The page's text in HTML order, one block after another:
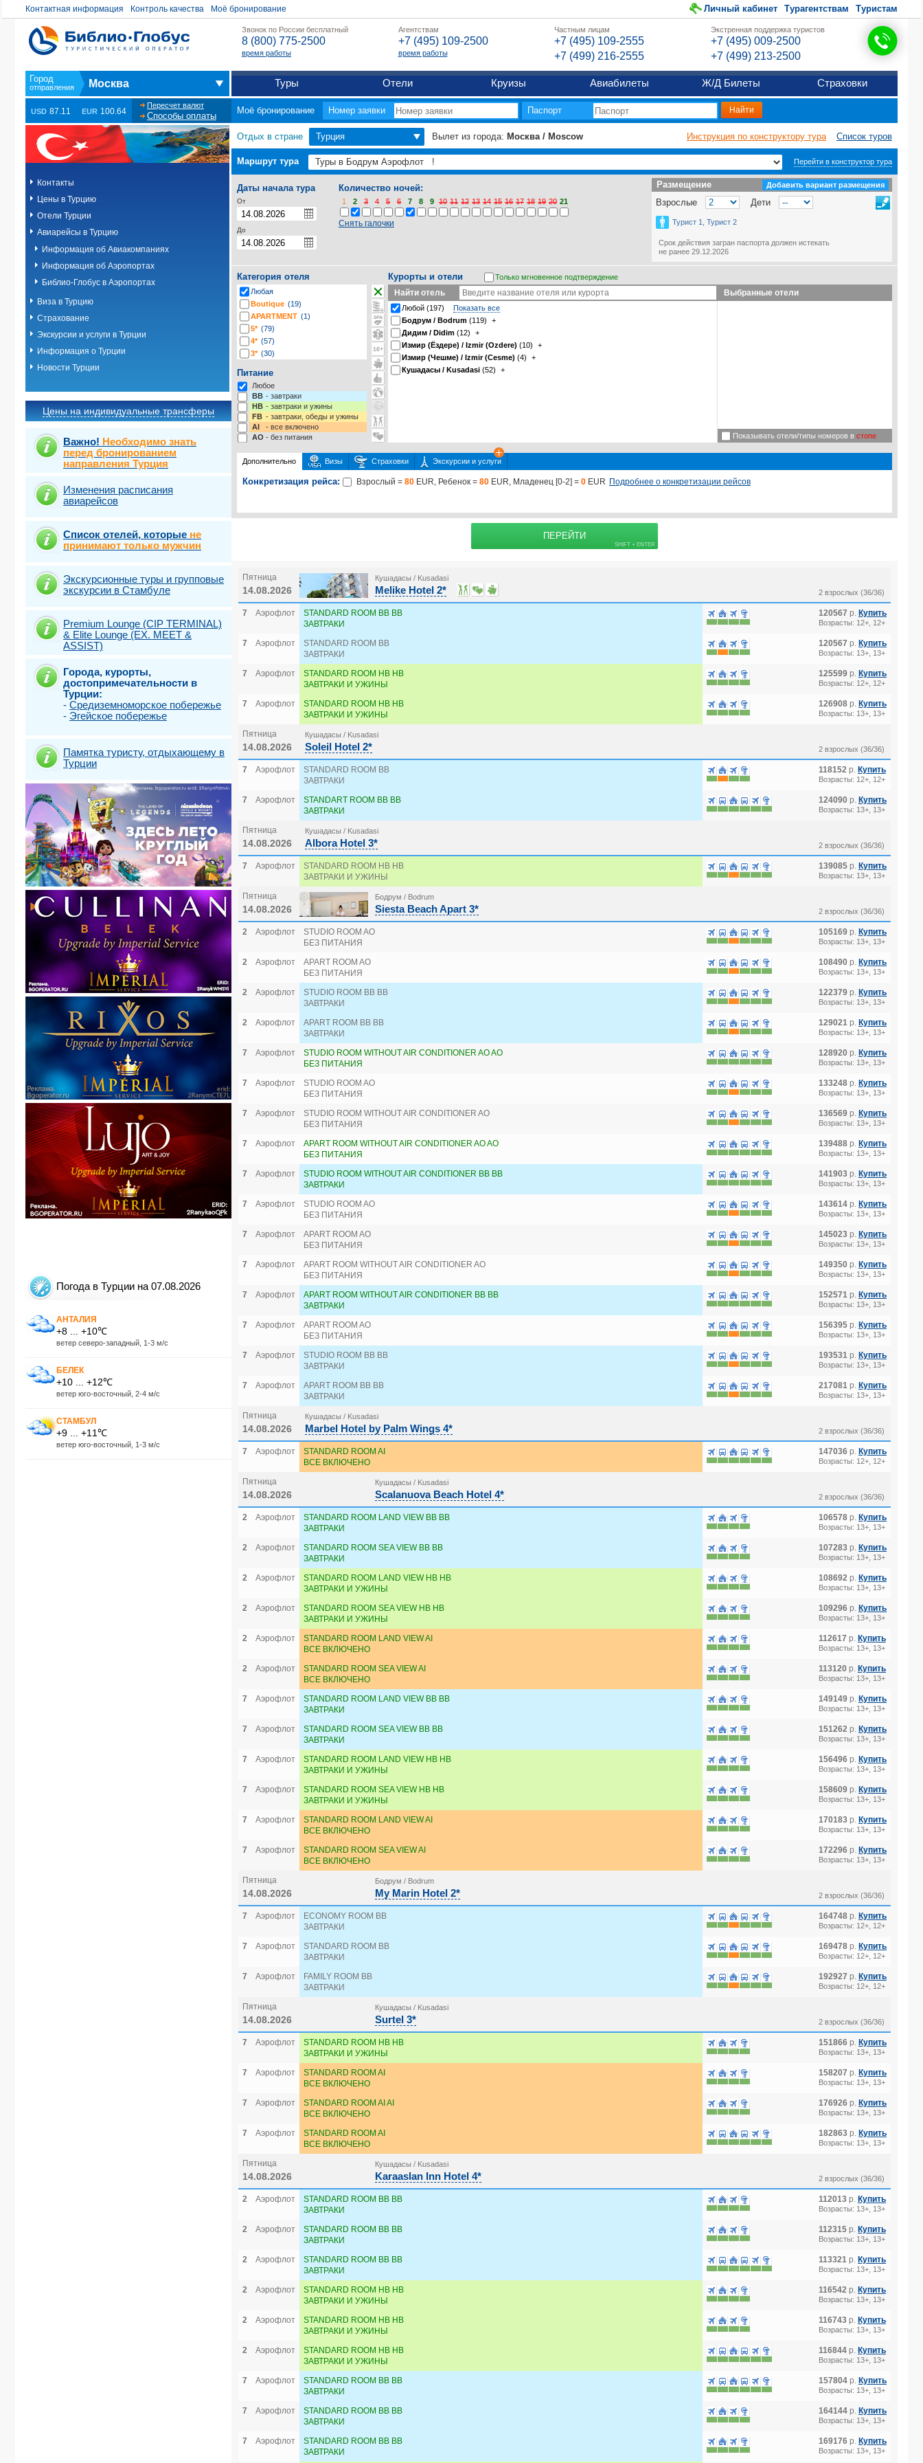
Контактная информация Контроль качества Моё бронирование Личный кабинет Турагентствам Туристам
Звонок по России бесплатный
8 (800) 775-2500
время работы
Агентствам
+7 (495) 109-2500
время работы
Частным лицам
+7 (495) 109-2555
+7 (499) 216-2555
Экстренная поддержка туристов
+7 (495) 009-2500
+7 (499) 213-2500
Москва Туры Отели Круизы Авиабилеты Ж/Д Билеты Страховки
USD 87.11 EUR 100.64
Пересчет валют
Способы оплаты
Моё бронирование Номер заявки Паспорт
Контакты
Цены в Турцию
Отели Турции
Авиарейсы в Турцию
Информация об Авиакомпаниях
Информация об Аэропортах
Библио-Глобус в Аэропортах
Виза в Турцию
Страхование
Экскурсии и услуги в Турции
Информация о Турции
Новости Турции
Цены на индивидуальные трансферы
Важно! Необходимо знать
перед бронированием
направления Турция
Изменения расписания
авиарейсов
Список отелей, которые не
принимают только мужчин
Экскурсионные туры и групповые
экскурсии в Стамбуле
Premium Lounge (CIP TERMINAL)
& Elite Lounge (EX. MEET &
ASSIST)
Города, курорты,
достопримечательности в
Турции:
- Средиземноморское побережье
- Эгейское побережье
Памятка туристу, отдыхающему в
Турции
Погода в Турции на 07.08.2026
АНТАЛИЯ
+8 ... +10℃
ветер северо-западный, 1-3 м/с
БЕЛЕК
+10 ... +12℃
ветер юго-восточный, 2-4 м/с
СТАМБУЛ
+9 ... +11℃
ветер юго-восточный, 1-3 м/с
Отдых в стране Турция Вылет из города: Москва / Moscow Инструкция по конструктору тура Список туров
Маршрут тура Перейти в конструктор тура
Даты начала тура
От
До
Размещение
Размещение Добавить вариант размещения
Взрослые Дети
Турист 1, Турист 2
Срок действия загран паспорта должен истекать
не ранее 29.12.2026
Количество ночей:
1 2 3 4 5 6 7 8 9 10 11 12 13 14 15 16 17 18 19 20 21
Снять галочки
Категория отеля
Любая
Boutique (19)
APARTMENT (1)
5* (79)
4* (57)
3* (30)
-* (5)
Питание
Любое
BB - завтраки
HB - завтраки и ужины
FB - завтраки, обеды и ужины
AI
- все включено
AO - без питания
Только мгновенное подтверждение
Показывать отели/типы номеров в стопе
Выбранные отели
Курорты и отели
Найти отель
Любой (197)
Показать все
Бодрум / Bodrum (119)
+
Дидим / Didim (12)
+
Измир (Ёздере) / Izmir (Ozdere) (10)
+
Измир (Чешме) / Izmir (Cesme) (4)
+
Кушадасы / Kusadasi (52) +
Дополнительно Визы Страховки Экскурсии и услуги
Конкретизация рейса: Взрослый = 80 EUR, Ребенок = 80 EUR, Младенец [0-2] = 0 EUR Подробнее о конкретизации рейсов
ПЕРЕЙТИ
Пятница
14.08.2026
Кушадасы / Kusadasi
Melike Hotel 2* 2 взрослых (36/36)
7 Аэрофлот
STANDARD ROOM BB BB
ЗАВТРАКИ
120567 р. Купить
Возрасты: 12+, 12+
7 Аэрофлот
STANDARD ROOM BB
ЗАВТРАКИ
120567 р. Купить
Возрасты: 13+, 13+
7 Аэрофлот
STANDARD ROOM HB HB
ЗАВТРАКИ И УЖИНЫ
125599 р. Купить
Возрасты: 12+, 12+
7 Аэрофлот
STANDARD ROOM HB HB
ЗАВТРАКИ И УЖИНЫ
126908 р. Купить
Возрасты: 13+, 13+
Пятница
14.08.2026
Кушадасы / Kusadasi
Soleil Hotel 2* 2 взрослых (36/36)
7 Аэрофлот
STANDARD ROOM BB
ЗАВТРАКИ
118152 р. Купить
Возрасты: 12+, 12+
7 Аэрофлот
STANDART ROOM BB BB
ЗАВТРАКИ
124090 р. Купить
Возрасты: 13+, 13+
Пятница
14.08.2026
Кушадасы / Kusadasi
Albora Hotel 3* 2 взрослых (36/36)
7 Аэрофлот
STANDARD ROOM HB HB
ЗАВТРАКИ И УЖИНЫ
139085 р. Купить
Возрасты: 13+, 13+
Пятница
14.08.2026
Бодрум / Bodrum
Siesta Beach Apart 3* 2 взрослых (36/36)
2 Аэрофлот
STUDIO ROOM AO
БЕЗ ПИТАНИЯ
105169 р. Купить
Возрасты: 13+, 13+
2 Аэрофлот
APART ROOM AO
БЕЗ ПИТАНИЯ
108490 р. Купить
Возрасты: 13+, 13+
2 Аэрофлот
STUDIO ROOM BB BB
ЗАВТРАКИ
122379 р. Купить
Возрасты: 13+, 13+
2 Аэрофлот
APART ROOM BB BB
ЗАВТРАКИ
129021 р. Купить
Возрасты: 13+, 13+
7 Аэрофлот
STUDIO ROOM WITHOUT AIR CONDITIONER AO AO
БЕЗ ПИТАНИЯ
128920 р. Купить
Возрасты: 13+, 13+
7 Аэрофлот
STUDIO ROOM AO
БЕЗ ПИТАНИЯ
133248 р. Купить
Возрасты: 13+, 13+
7 Аэрофлот
STUDIO ROOM WITHOUT AIR CONDITIONER AO
БЕЗ ПИТАНИЯ
136569 р. Купить
Возрасты: 13+, 13+
7 Аэрофлот
APART ROOM WITHOUT AIR CONDITIONER AO AO
БЕЗ ПИТАНИЯ
139488 р. Купить
Возрасты: 13+, 13+
7 Аэрофлот
STUDIO ROOM WITHOUT AIR CONDITIONER BB BB
ЗАВТРАКИ
141903 р. Купить
Возрасты: 13+, 13+
7 Аэрофлот
STUDIO ROOM AO
БЕЗ ПИТАНИЯ
143614 р. Купить
Возрасты: 13+, 13+
7 Аэрофлот
APART ROOM AO
БЕЗ ПИТАНИЯ
145023 р. Купить
Возрасты: 13+, 13+
7 Аэрофлот
APART ROOM WITHOUT AIR CONDITIONER AO
БЕЗ ПИТАНИЯ
149350 р. Купить
Возрасты: 13+, 13+
7 Аэрофлот
APART ROOM WITHOUT AIR CONDITIONER BB BB
ЗАВТРАКИ
152571 р. Купить
Возрасты: 13+, 13+
7 Аэрофлот
APART ROOM AO
БЕЗ ПИТАНИЯ
156395 р. Купить
Возрасты: 13+, 13+
7 Аэрофлот
STUDIO ROOM BB BB
ЗАВТРАКИ
193531 р. Купить
Возрасты: 13+, 13+
7 Аэрофлот
APART ROOM BB BB
ЗАВТРАКИ
217081 р. Купить
Возрасты: 13+, 13+
Пятница
14.08.2026
Кушадасы / Kusadasi
Marbel Hotel by Palm Wings 4* 2 взрослых (36/36)
7 Аэрофлот
STANDARD ROOM AI
ВСЕ ВКЛЮЧЕНО
147036 р. Купить
Возрасты: 12+, 12+
Пятница
14.08.2026
Кушадасы / Kusadasi
Scalanuova Beach Hotel 4* 2 взрослых (36/36)
2 Аэрофлот
STANDARD ROOM LAND VIEW BB BB
ЗАВТРАКИ
106578 р. Купить
Возрасты: 13+, 13+
2 Аэрофлот
STANDARD ROOM SEA VIEW BB BB
ЗАВТРАКИ
107283 р. Купить
Возрасты: 13+, 13+
2 Аэрофлот
STANDARD ROOM LAND VIEW HB HB
ЗАВТРАКИ И УЖИНЫ
108692 р. Купить
Возрасты: 13+, 13+
2 Аэрофлот
STANDARD ROOM SEA VIEW HB HB
ЗАВТРАКИ И УЖИНЫ
109296 р. Купить
Возрасты: 13+, 13+
2 Аэрофлот
STANDARD ROOM LAND VIEW AI
ВСЕ ВКЛЮЧЕНО
112617 р. Купить
Возрасты: 13+, 13+
2 Аэрофлот
STANDARD ROOM SEA VIEW AI
ВСЕ ВКЛЮЧЕНО
113120 р. Купить
Возрасты: 13+, 13+
7 Аэрофлот
STANDARD ROOM LAND VIEW BB BB
ЗАВТРАКИ
149149 р. Купить
Возрасты: 13+, 13+
7 Аэрофлот
STANDARD ROOM SEA VIEW BB BB
ЗАВТРАКИ
151262 р. Купить
Возрасты: 13+, 13+
7 Аэрофлот
STANDARD ROOM LAND VIEW HB HB
ЗАВТРАКИ И УЖИНЫ
156496 р. Купить
Возрасты: 13+, 13+
7 Аэрофлот
STANDARD ROOM SEA VIEW HB HB
ЗАВТРАКИ И УЖИНЫ
158609 р. Купить
Возрасты: 13+, 13+
7 Аэрофлот
STANDARD ROOM LAND VIEW AI
ВСЕ ВКЛЮЧЕНО
170183 р. Купить
Возрасты: 13+, 13+
7 Аэрофлот
STANDARD ROOM SEA VIEW AI
ВСЕ ВКЛЮЧЕНО
172296 р. Купить
Возрасты: 13+, 13+
Пятница
14.08.2026
Бодрум / Bodrum
My Marin Hotel 2* 2 взрослых (36/36)
7 Аэрофлот
ECONOMY ROOM BB
ЗАВТРАКИ
164748 р. Купить
Возрасты: 12+, 12+
7 Аэрофлот
STANDARD ROOM BB
ЗАВТРАКИ
169478 р. Купить
Возрасты: 12+, 12+
7 Аэрофлот
FAMILY ROOM BB
ЗАВТРАКИ
192927 р. Купить
Возрасты: 12+, 12+
Пятница
14.08.2026
Кушадасы / Kusadasi
Surtel 3* 2 взрослых (36/36)
7 Аэрофлот
STANDARD ROOM HB HB
ЗАВТРАКИ И УЖИНЫ
151866 р. Купить
Возрасты: 13+, 13+
7 Аэрофлот
STANDARD ROOM AI
ВСЕ ВКЛЮЧЕНО
158207 р. Купить
Возрасты: 13+, 13+
7 Аэрофлот
STANDARD ROOM AI AI
ВСЕ ВКЛЮЧЕНО
176926 р. Купить
Возрасты: 13+, 13+
7 Аэрофлот
STANDARD ROOM AI
ВСЕ ВКЛЮЧЕНО
182863 р. Купить
Возрасты: 13+, 13+
Пятница
14.08.2026
Кушадасы / Kusadasi
Karaaslan Inn Hotel 4* 2 взрослых (36/36)
2 Аэрофлот
STANDARD ROOM BB BB
ЗАВТРАКИ
112013 р. Купить
Возрасты: 13+, 13+
2 Аэрофлот
STANDARD ROOM BB BB
ЗАВТРАКИ
112315 р. Купить
Возрасты: 13+, 13+
2 Аэрофлот
STANDARD ROOM BB BB
ЗАВТРАКИ
113321 р. Купить
Возрасты: 13+, 13+
2 Аэрофлот
STANDARD ROOM HB HB
ЗАВТРАКИ И УЖИНЫ
116542 р. Купить
Возрасты: 13+, 13+
2 Аэрофлот
STANDARD ROOM HB HB
ЗАВТРАКИ И УЖИНЫ
116743 р. Купить
Возрасты: 13+, 13+
2 Аэрофлот
STANDARD ROOM HB HB
ЗАВТРАКИ И УЖИНЫ
116844 р. Купить
Возрасты: 13+, 13+
7 Аэрофлот
STANDARD ROOM BB BB
ЗАВТРАКИ
157804 р. Купить
Возрасты: 13+, 13+
7 Аэрофлот
STANDARD ROOM BB BB
ЗАВТРАКИ
164144 р. Купить
Возрасты: 13+, 13+
7 Аэрофлот
STANDARD ROOM BB BB
ЗАВТРАКИ
169176 р. Купить
Возрасты: 13+, 13+